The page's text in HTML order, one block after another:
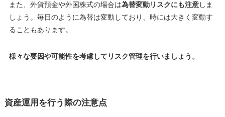
また、外貨預金や外国株式の場合は為替変動リスクにも注意しま
しょう。毎日のように為替は変動しており、時には大きく変動す
ることもあります。
様々な要因や可能性を考慮してリスク管理を行いましょう。
資産運用を行う際の注意点